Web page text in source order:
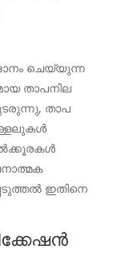
ചെയ്യുന്ന
താപനില
താപ
ഇതിനെ